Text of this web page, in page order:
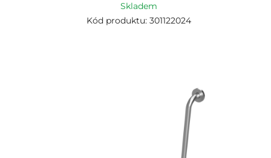
Skladem
Kód produktu: 301122024